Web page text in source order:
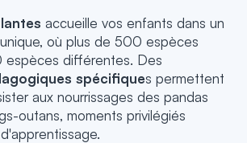
accueille vos enfants dans un
où plus de 500 espèces
espèces différentes. Des
spécifiques permettent
aux nourrissages des pandas
outans, moments privilégiés